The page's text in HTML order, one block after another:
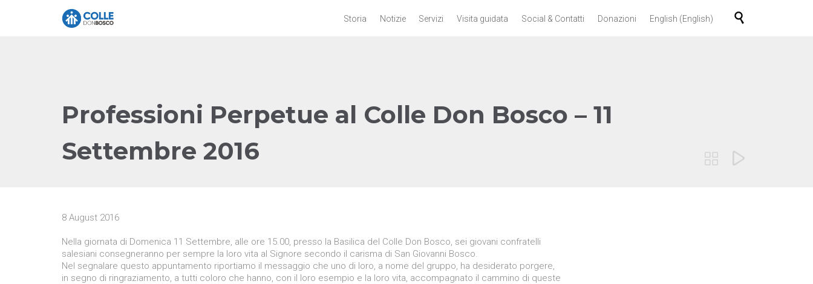
Skip
Storia Notizie Servizi Visita guidata Social & Contatti Donazioni English (English) 
Professioni Perpetue al Colle Don Bosco – 11
Settembre 2016
 
8 August 2016
Nella giornata di Domenica 11 Settembre, alle ore 15.00, presso la Basilica del Colle Don Bosco, sei giovani confratelli
salesiani consegneranno per sempre la loro vita al Signore secondo il carisma di San Giovanni Bosco.
Nel segnalare questo appuntamento riportiamo il messaggio che uno di loro, a nome del gruppo, ha desiderato porgere,
in segno di ringraziamento, a tutti coloro che hanno, con il loro esempio e la loro vita, accompagnato il cammino di queste